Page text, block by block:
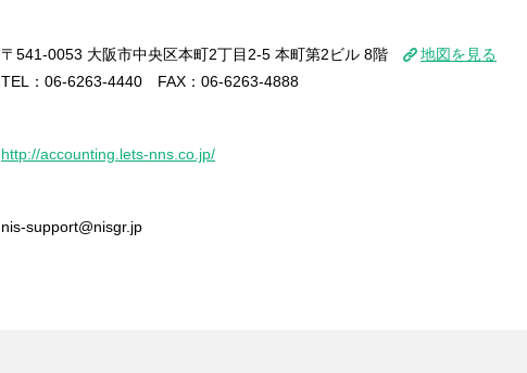
〒541-0053 大阪市中央区本町2丁目2-5 本町第2ビル 8階
地図を見る
TEL：06-6263-4440 FAX：06-6263-4888
http://accounting.lets-nns.co.jp/
nis-support@nisgr.jp